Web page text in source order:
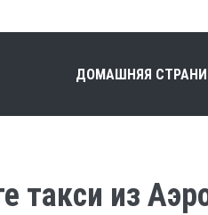
ДОМАШНЯЯ
такси из